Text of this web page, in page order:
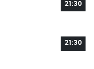
21:30
21:30